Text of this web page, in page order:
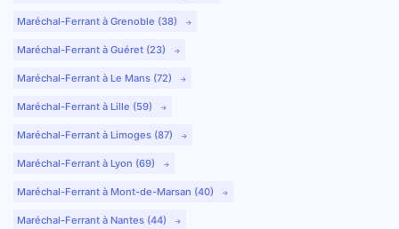
Maréchal-Ferrant à Grenoble (38)
Maréchal-Ferrant à Guéret (23)
Maréchal-Ferrant à Le Mans (72)
Maréchal-Ferrant à Lille (59)
Maréchal-Ferrant à Limoges (87)
Maréchal-Ferrant à Lyon (69)
Maréchal-Ferrant à Mont-de-Marsan (40)
Maréchal-Ferrant à Nantes (44)